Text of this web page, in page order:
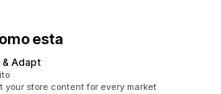
esta
& Adapt
your store content for every market